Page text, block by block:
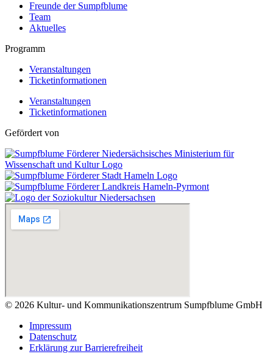
Freunde der Sumpfblume
Team
Aktuelles
Programm
Veranstaltungen
Ticketinformationen
Veranstaltungen
Ticketinformationen
Gefördert von
© 2026 Kultur- und Kommunikationszentrum Sumpfblume GmbH
Impressum
Datenschutz
Erklärung zur Barrierefreiheit